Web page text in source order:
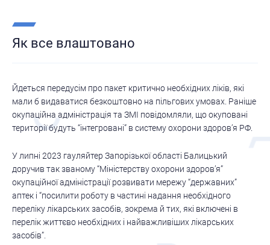
Як все влаштовано
Йдеться передусім про пакет критично необхідних ліків, які
мали б видаватися безкоштовно на пільгових умовах. Раніше
окупаційна адміністрація та ЗМІ повідомляли, що окуповані
території будуть “інтегровані” в систему охорони здоров’я РФ.
У липні 2023 гауляйтер Запорізької області Балицький
доручив так званому “Міністерству охорони здоров’я”
окупаційної адміністрації розвивати мережу “державних”
аптек і “посилити роботу в частині надання необхідного
переліку лікарських засобів, зокрема й тих, які включені в
перелік життєво необхідних і найважливіших лікарських
засобів”.